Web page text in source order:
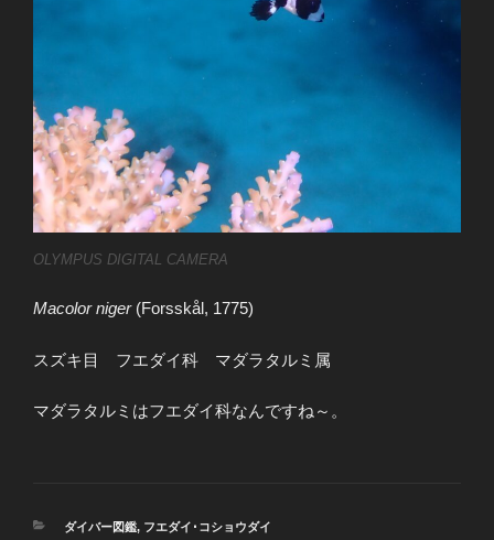
OLYMPUS DIGITAL CAMERA
Macolor niger(Forsskål, 1775)
スズキ目 フエダイ科 マダラタルミ属
マダラタルミはフエダイ科なんですね～。
カ
ダイバー図鑑, フエダイ･コショウダイ